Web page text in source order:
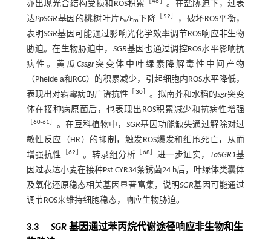
亦出现光合结构受损和ROS积累
。在盐胁迫下，过表
达PpSGR基因的桃树叶片Fv/Fm 下降 52
，破坏ROS平衡，
表明SGR基因可能通过影响光化学效率调节ROS响应非生物
胁迫。在生物胁迫中， SGR基因也通过调控ROS水平影响抗
病性。黄瓜 Cssgr突变体中叶绿素降解毒性中间产物
（Pheide a和RCC）的积累减少，引起细胞内ROS水平降低，
表现出对霜霉病的广谱抗性
30］ 。拟南芥和水稻的sgr突变
体在接种病原菌后，也表现出ROS积累减少和抗病性增强
60-61 。在豆科植物中， SGR基因功能缺失通过解除对过
敏性反应（HR）的抑制，触发ROS爆发和细胞死亡，从而
增强抗性
［62 。转录组分析 68 进一步证实， TaSGR1基
因过表达小麦在接种Pst CYR34条锈菌24 h后，叶绿体类囊体
及氧化还原稳态相关基因显著富集，说明SGR基因可能通过
调节ROS来维持细胞稳态，响应生物胁迫。
3.3 SGR基因通过苯丙烷代谢途径响应非生物和生